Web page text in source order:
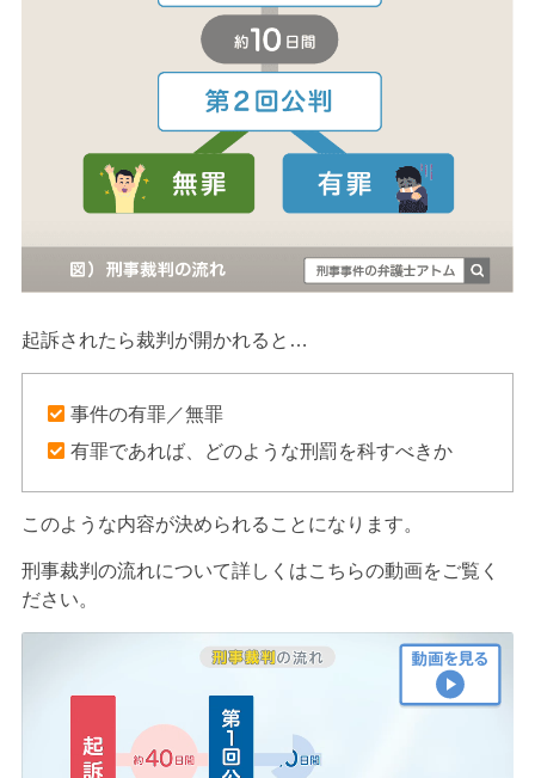
起訴されたら裁判が開かれると…
事件の有罪／無罪
有罪であれば、どのような刑罰を科すべきか
このような内容が決められることになります。
刑事裁判の流れについて詳しくはこちらの動画をご覧く
ださい。